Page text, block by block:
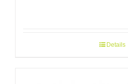
Details